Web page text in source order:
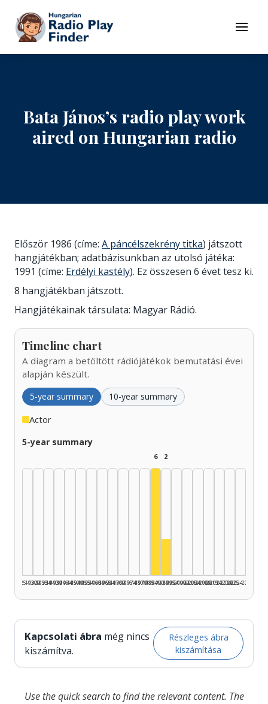
To contents
Menu
Bata János’s radio play work
aired on Hungarian radio
Először 1986 (címe: A páncélszekrény titka) játszott
hangjátékban; adatbázisunkban az utolsó játéka:
1991 (címe: Erdélyi kastély). Ez összesen 6 évet tesz ki.
8 hangjátékban játszott.
Hangjátékainak társulata: Magyar Rádió.
Timeline chart
A diagram a betöltött rádiójátékok bemutatási évei
alapján készült.
5-year summary 10-year summary
Actor
5-year summary
1925–1929
1930–1934
1935–1939
1940–1944
1945–1949
1950–1954
1955–1959
1960–1964
1965–1969
1970–1974
1975–1979
1980–1984
6
1985–1989
2
1990–1994
1995–1999
2000–2004
2005–2009
2010–2014
2015–2019
2020–2024
2025–2026
Kapcsolati ábra még nincs
kiszámítva.
Részleges ábra
kiszámítása
Use the quick search to find the relevant content. The